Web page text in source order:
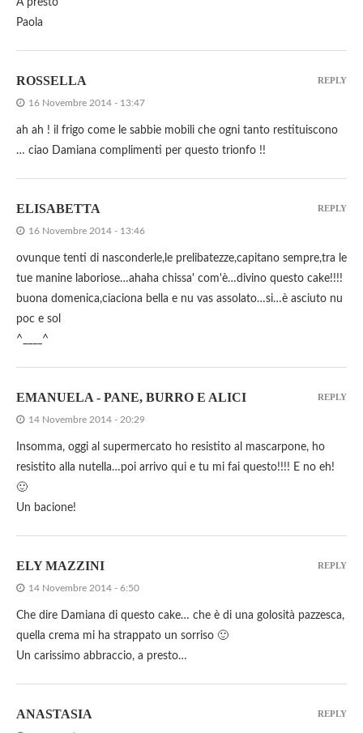
A presto
Paola
ROSSELLA
16 Novembre 2014 - 13:47
ah ah ! il frigo come le sabbie mobili che ogni tanto restituiscono
… ciao Damiana complimenti per questo trionfo !!
REPLY
ELISABETTA
16 Novembre 2014 - 13:46
ovunque tenti di nasconderle,le prelibatezze,capitano sempre,tra le
tue manine laboriose…ahaha chissa' com'è…divino questo cake!!!!
buona domenica,ciaciona bella e nu vas assolato…si…è asciuto nu
poc e sol
^____^
REPLY
EMANUELA - PANE, BURRO E ALICI
14 Novembre 2014 - 20:29
Insomma, oggi al supermercato ho resistito al mascarpone, ho
resistito alla nutella…poi arrivo qui e tu mi fai questo!!!! E no eh!
🙂
Un bacione!
REPLY
ELY MAZZINI
14 Novembre 2014 - 6:50
Che dire Damiana di questo cake… che è di una golosità pazzesca,
quella crema mi ha strappato un sorriso 🙂
Un carissimo abbraccio, a presto…
REPLY
ANASTASIA REPLY